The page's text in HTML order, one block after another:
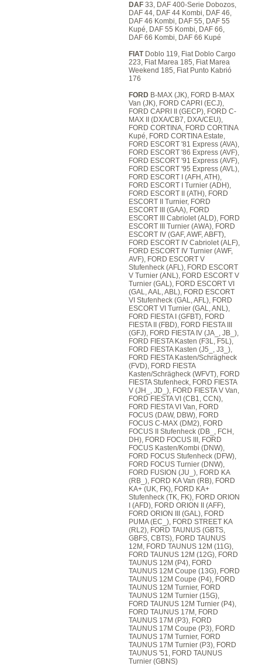
DAF 33, DAF 400-Serie Dobozos,
DAF 44, DAF 44 Kombi, DAF 46,
DAF 46 Kombi, DAF 55, DAF 55
Kupé, DAF 55 Kombi, DAF 66,
DAF 66 Kombi, DAF 66 Kupé
FIATDoblo 119, Fiat Doblo Cargo
223, Fiat Marea 185, Fiat Marea
Weekend 185, Fiat Punto Kabrió
176
FORD B-MAX (JK), FORD B-MAX
Van (JK), FORD CAPRI (ECJ),
FORD CAPRI II (GECP), FORD C-
MAX II (DXA/CB7, DXA/CEU),
FORD CORTINA, FORD CORTINA
Kupé, FORD CORTINA Estate,
FORD ESCORT '81 Express (AVA),
FORD ESCORT '86 Express (AVF),
FORD ESCORT '91 Express (AVF),
FORD ESCORT '95 Express (AVL),
FORD ESCORT I (AFH, ATH),
FORD ESCORT I Turnier (ADH),
FORD ESCORT II (ATH), FORD
ESCORT II Turnier, FORD
ESCORT III (GAA), FORD
ESCORT III Cabriolet (ALD), FORD
ESCORT III Turnier (AWA), FORD
ESCORT IV (GAF, AWF, ABFT),
FORD ESCORT IV Cabriolet (ALF),
FORD ESCORT IV Turnier (AWF,
AVF), FORD ESCORT V
Stufenheck (AFL), FORD ESCORT
V Turnier (ANL), FORD ESCORT V
Turnier (GAL), FORD ESCORT VI
(GAL, AAL, ABL), FORD ESCORT
VI Stufenheck (GAL, AFL), FORD
ESCORT VI Turnier (GAL, ANL),
FORD FIESTA I (GFBT), FORD
FIESTA II (FBD), FORD FIESTA III
(GFJ), FORD FIESTA IV (JA_, JB_),
FORD FIESTA Kasten (F3L, F5L),
FORD FIESTA Kasten (J5_, J3_),
FORD FIESTA Kasten/Schrägheck
(FVD), FORD FIESTA
Kasten/Schrägheck (WFVT), FORD
FIESTA Stufenheck, FORD FIESTA
V (JH_, JD_), FORD FIESTA V Van,
FORD FIESTA VI (CB1, CCN),
FORD FIESTA VI Van, FORD
FOCUS (DAW, DBW), FORD
FOCUS C-MAX (DM2), FORD
FOCUS II Stufenheck (DB_, FCH,
DH), FORD FOCUS III, FORD
FOCUS Kasten/Kombi (DNW),
FORD FOCUS Stufenheck (DFW),
FORD FOCUS Turnier (DNW),
FORD FUSION (JU_), FORD KA
(RB_), FORD KA Van (RB), FORD
KA+ (UK, FK), FORD KA+
Stufenheck (TK, FK), FORD ORION
I (AFD), FORD ORION II (AFF),
FORD ORION III (GAL), FORD
PUMA (EC_), FORD STREET KA
(RL2), FORD TAUNUS (GBTS,
GBFS, CBTS), FORD TAUNUS
12M, FORD TAUNUS 12M (11G),
FORD TAUNUS 12M (12G), FORD
TAUNUS 12M (P4), FORD
TAUNUS 12M Coupe (13G), FORD
TAUNUS 12M Coupe (P4), FORD
TAUNUS 12M Turnier, FORD
TAUNUS 12M Turnier (15G),
FORD TAUNUS 12M Turnier (P4),
FORD TAUNUS 17M, FORD
TAUNUS 17M (P3), FORD
TAUNUS 17M Coupe (P3), FORD
TAUNUS 17M Turnier, FORD
TAUNUS 17M Turnier (P3), FORD
TAUNUS '51, FORD TAUNUS
Turnier (GBNS)